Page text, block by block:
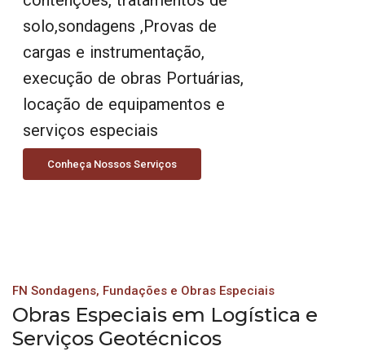
solo,sondagens ,Provas de
cargas e instrumentação,
execução de obras Portuárias,
locação de equipamentos e
serviços especiais
Conheça Nossos Serviços
FN Sondagens, Fundações e Obras Especiais
Obras Especiais em Logística e
Serviços Geotécnicos